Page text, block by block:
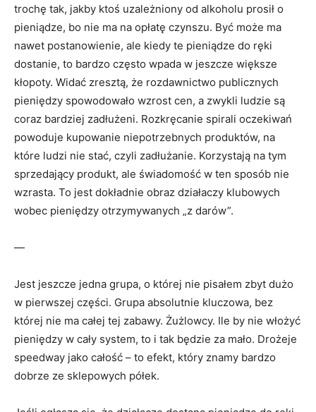
trochę tak, jakby ktoś uzależniony od alkoholu prosił o
pieniądze, bo nie ma na opłatę czynszu. Być może ma
nawet postanowienie, ale kiedy te pieniądze do ręki
dostanie, to bardzo często wpada w jeszcze większe
kłopoty. Widać zresztą, że rozdawnictwo publicznych
pieniędzy spowodowało wzrost cen, a zwykli ludzie są
coraz bardziej zadłużeni. Rozkręcanie spirali oczekiwań
powoduje kupowanie niepotrzebnych produktów, na
które ludzi nie stać, czyli zadłużanie. Korzystają na tym
sprzedający produkt, ale świadomość w ten sposób nie
wzrasta. To jest dokładnie obraz działaczy klubowych
wobec pieniędzy otrzymywanych „z darów”.
—
Jest jeszcze jedna grupa, o której nie pisałem zbyt dużo
w pierwszej części. Grupa absolutnie kluczowa, bez
której nie ma całej tej zabawy. Żużlowcy. Ile by nie włożyć
pieniędzy w cały system, to i tak będzie za mało. Drożeje
speedway jako całość – to efekt, który znamy bardzo
dobrze ze sklepowych półek.